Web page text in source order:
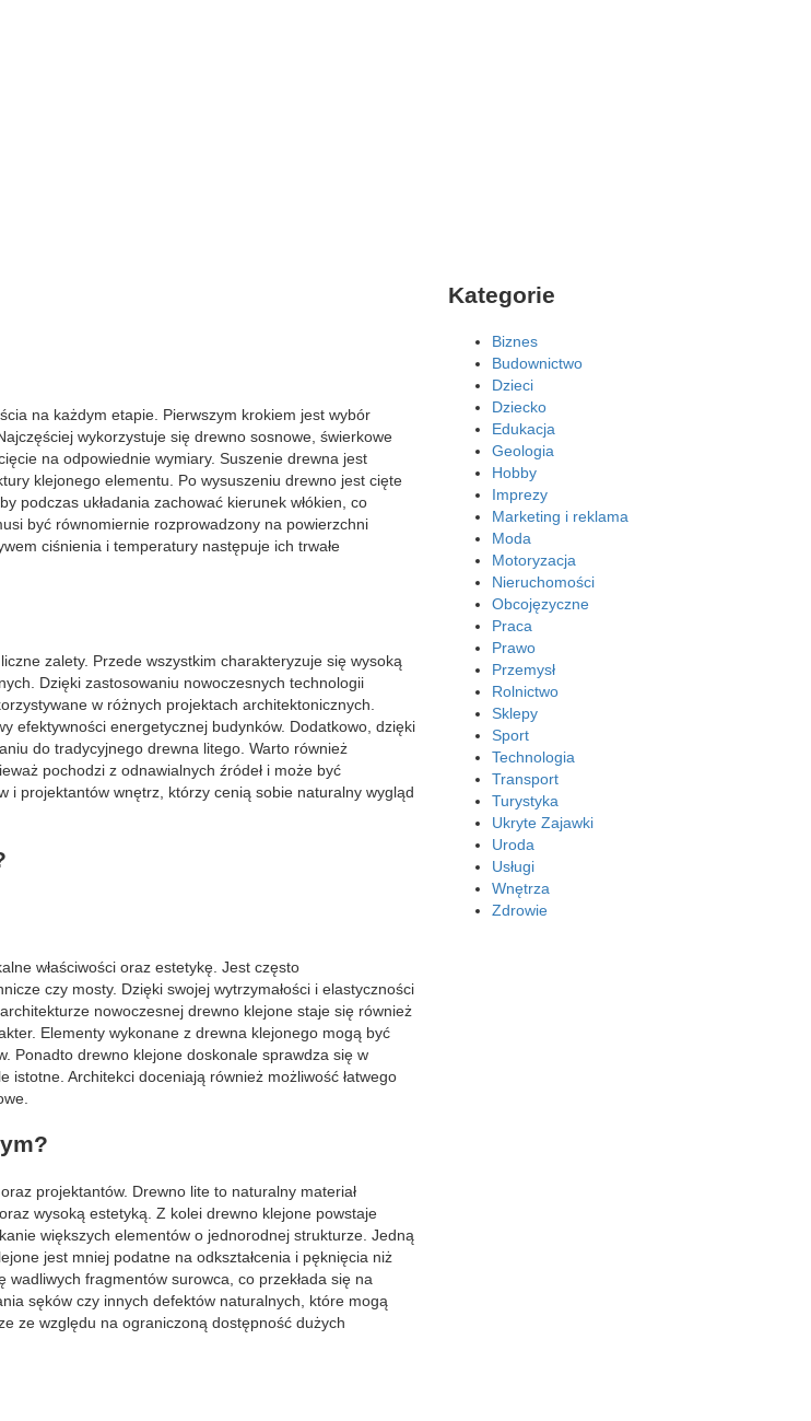
na każdym etapie. Pierwszym krokiem jest wybór
wykorzystuje się drewno sosnowe, świerkowe
na odpowiednie wymiary. Suszenie drewna jest
klejonego elementu. Po wysuszeniu drewno jest cięte
podczas układania zachować kierunek włókien, co
być równomiernie rozprowadzony na powierzchni
ciśnienia i temperatury następuje ich trwałe
zalety. Przede wszystkim charakteryzuje się wysoką
Dzięki zastosowaniu nowoczesnych technologii
w różnych projektach architektonicznych.
efektywności energetycznej budynków. Dodatkowo, dzięki
do tradycyjnego drewna litego. Warto również
pochodzi z odnawialnych źródeł i może być
i projektantów wnętrz, którzy cenią sobie naturalny wygląd
właściwości oraz estetykę. Jest często
czy mosty. Dzięki swojej wytrzymałości i elastyczności
nowoczesnej drewno klejone staje się również
Elementy wykonane z drewna klejonego mogą być
Ponadto drewno klejone doskonale sprawdza się w
istotne. Architekci doceniają również możliwość łatwego
projektantów. Drewno lite to naturalny materiał
wysoką estetyką. Z kolei drewno klejone powstaje
większych elementów o jednorodnej strukturze. Jedną
jest mniej podatne na odkształcenia i pęknięcia niż
fragmentów surowca, co przekłada się na
sęków czy innych defektów naturalnych, które mogą
ze względu na ograniczoną dostępność dużych
Kategorie
Biznes
Budownictwo
Dzieci
Dziecko
Edukacja
Geologia
Hobby
Imprezy
Marketing i reklama
Moda
Motoryzacja
Nieruchomości
Obcojęzyczne
Praca
Prawo
Przemysł
Rolnictwo
Sklepy
Sport
Technologia
Transport
Turystyka
Ukryte Zajawki
Uroda
Usługi
Wnętrza
Zdrowie